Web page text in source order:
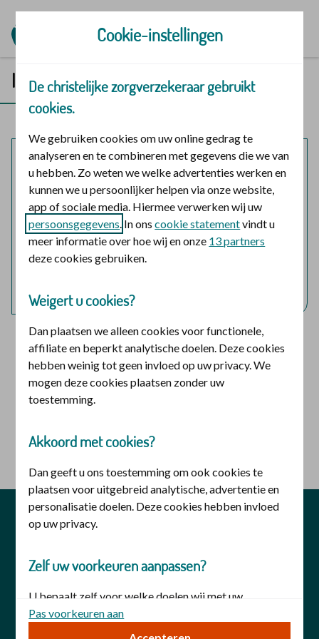
Inloggen in Mijn | Polis
Mijn polis
Inloggen voor mijzelf en eventuele meeverzekerde
gezinsleden.
logo digid
Login met DigiD
Inloggen voor iemand anders
U heeft hiervoor een DigiD machtigingnodig. U kunt
deze aanvragen bij
logo digid
Inloggen met DigiD machtiging
privacy
Cookie-instellingen
De christelijke zorgverzekeraar gebruikt
cookies.
We gebruiken cookies om uw online gedrag te
analyseren en te combineren met gegevens die we van
u hebben. Zo weten we welke advertenties werken en
kunnen we u persoonlijker helpen via onze website,
app of sociale media. Hiermee verwerken wij uw
persoonsgegevens. In onscookie statementvindt u
meer informatie over hoe wij en onze 13 partners
deze cookies gebruiken.
Weigert u cookies?
Dan plaatsen we alleen cookies voor functionele,
affiliate en beperkt analytische doelen. Deze cookies
hebben weinig tot geen invloed op uw privacy. We
mogen deze cookies plaatsen zonder uw
toestemming.
Akkoord met cookies?
Dan geeft u ons toestemming om ook cookies te
plaatsen voor uitgebreid analytische, advertentie en
personalisatie doelen. Deze cookies hebben invloed
op uw privacy.
Zelf uw voorkeuren aanpassen?
U bepaalt zelf voor welke doelen wij met uw
toestemming cookies mogen plaatsen. Uw keuze kunt
Pas voorkeuren aan